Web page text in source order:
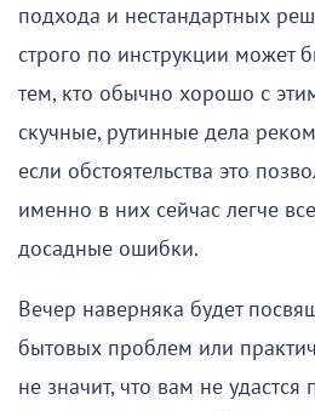
подхода и нестандартных
строго по инструкции может
тем, кто обычно хорошо с
скучные, рутинные дела
если обстоятельства это
именно в них сейчас легче
досадные ошибки.
Вечер наверняка будет
бытовых проблем или
не значит, что вам не удастся